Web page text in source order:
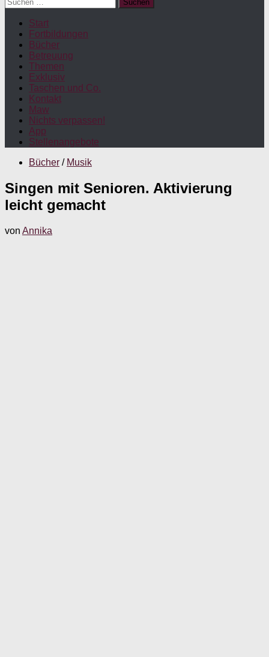
nach:
Start
Fortbildungen
Bücher
Betreuung
Themen
Exklusiv
Taschen und Co.
Kontakt
Maw
Nichts verpassen!
App
Stellenangebote
Bücher / Musik
Singen mit Senioren. Aktivierung
leicht gemacht
von Annika